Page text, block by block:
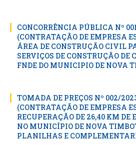
CONCORRÊNCIA PÚBLICA Nº
(CONTRATAÇÃO DE EMPRESA
ÁREA DE CONSTRUÇÃO CIVIL
SERVIÇOS DE CONSTRUÇÃO DE
FNDE DO MUNICIPIO DE NOVA
TOMADA DE PREÇOS Nº 002/
(CONTRATAÇÃO DE EMPRESA
RECUPERAÇÃO DE 26,40 KM
NO MUNICÍPIO DE NOVA
PLANILHAS E